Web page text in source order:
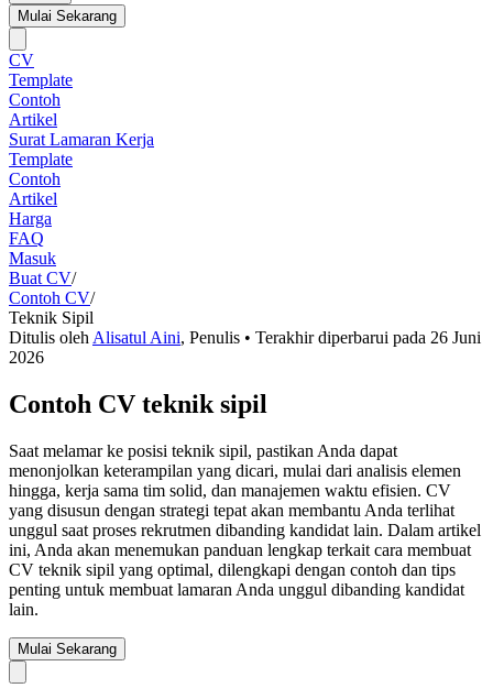
Mulai Sekarang
CV
Template
Contoh
Artikel
Surat Lamaran Kerja
Template
Contoh
Artikel
Harga
FAQ
Masuk
Buat CV/
Contoh CV/
Teknik Sipil
Ditulis oleh Alisatul Aini, Penulis • Terakhir diperbarui pada 26 Juni
2026
Contoh CV teknik sipil
Saat melamar ke posisi teknik sipil, pastikan Anda dapat
menonjolkan keterampilan yang dicari, mulai dari analisis elemen
hingga, kerja sama tim solid, dan manajemen waktu efisien. CV
yang disusun dengan strategi tepat akan membantu Anda terlihat
unggul saat proses rekrutmen dibanding kandidat lain. Dalam artikel
ini, Anda akan menemukan panduan lengkap terkait cara membuat
CV teknik sipil yang optimal, dilengkapi dengan contoh dan tips
penting untuk membuat lamaran Anda unggul dibanding kandidat
lain.
Mulai Sekarang